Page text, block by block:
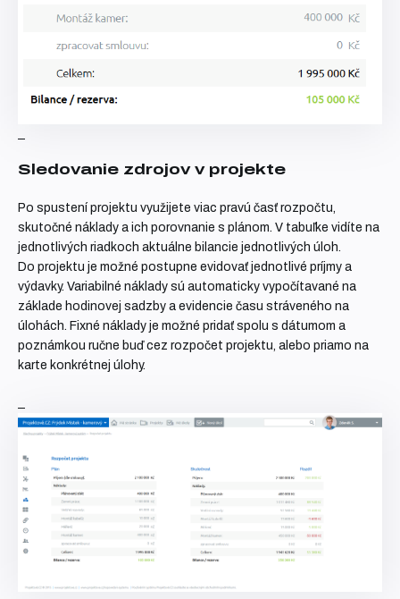
Sledovanie zdrojov v projekte
Po spustení projektu využijete viac pravú časť rozpočtu,
skutočné náklady a ich porovnanie s plánom. V tabuľke vidíte na
jednotlivých riadkoch aktuálne bilancie jednotlivých úloh.
Do projektu je možné postupne evidovať jednotlivé príjmy a
výdavky. Variabilné náklady sú automaticky vypočítavané na
základe hodinovej sadzby a evidencie času stráveného na
úlohách. Fixné náklady je možné pridať spolu s dátumom a
poznámkou ručne buď cez rozpočet projektu, alebo priamo na
karte konkrétnej úlohy.